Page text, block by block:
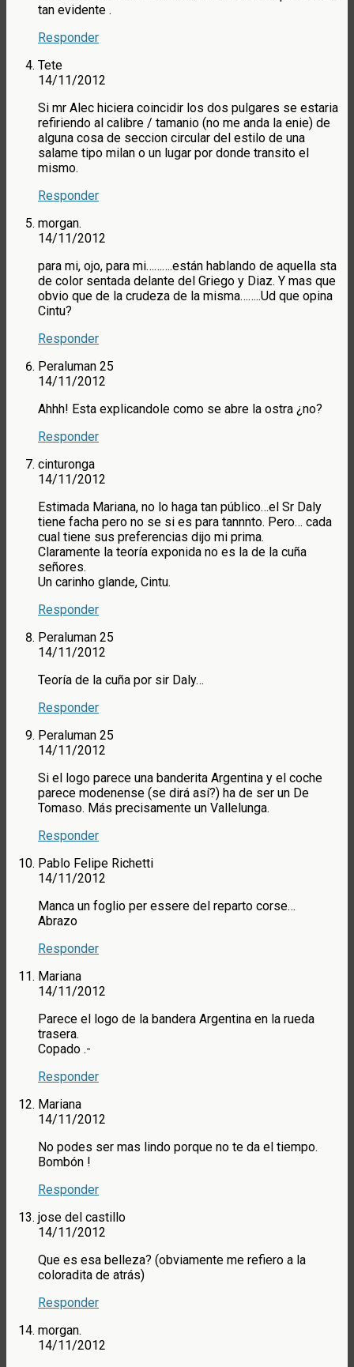
tan evidente .
Responder
Tete
14/11/2012
Si mr Alec hiciera coincidir los dos pulgares se estaria
refiriendo al calibre / tamanio (no me anda la enie) de
alguna cosa de seccion circular del estilo de una
salame tipo milan o un lugar por donde transito el
mismo.
Responder
morgan.
14/11/2012
para mi, ojo, para mi……….están hablando de aquella sta
de color sentada delante del Griego y Diaz. Y mas que
obvio que de la crudeza de la misma……..Ud que opina
Cintu?
Responder
Peraluman 25
14/11/2012
Ahhh! Esta explicandole como se abre la ostra ¿no?
Responder
cinturonga
14/11/2012
Estimada Mariana, no lo haga tan público…el Sr Daly
tiene facha pero no se si es para tannnto. Pero… cada
cual tiene sus preferencias dijo mi prima.
Claramente la teoría exponida no es la de la cuña
señores.
Un carinho glande, Cintu.
Responder
Peraluman 25
14/11/2012
Teoría de la cuña por sir Daly…
Responder
Peraluman 25
14/11/2012
Si el logo parece una banderita Argentina y el coche
parece modenense (se dirá así?) ha de ser un De
Tomaso. Más precisamente un Vallelunga.
Responder
Pablo Felipe Richetti
14/11/2012
Manca un foglio per essere del reparto corse…
Abrazo
Responder
Mariana
14/11/2012
Parece el logo de la bandera Argentina en la rueda
trasera.
Copado .-
Responder
Mariana
14/11/2012
No podes ser mas lindo porque no te da el tiempo.
Bombón !
Responder
jose del castillo
14/11/2012
Que es esa belleza? (obviamente me refiero a la
coloradita de atrás)
Responder
morgan.
14/11/2012